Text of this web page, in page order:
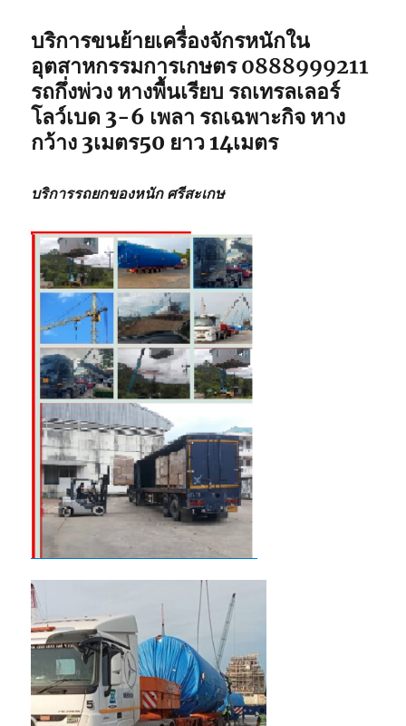
บริการขนย้ายเครื่องจักรหนักใน
อุตสาหกรรมการเกษตร 0888999211
รถกึ่งพ่วง หางพื้นเรียบ รถเทรลเลอร์
โลว์เบด 3-6 เพลา รถเฉพาะกิจ หาง
กว้าง 3เมตร50 ยาว 14เมตร
บริการรถยกของหนัก ศรีสะเกษ